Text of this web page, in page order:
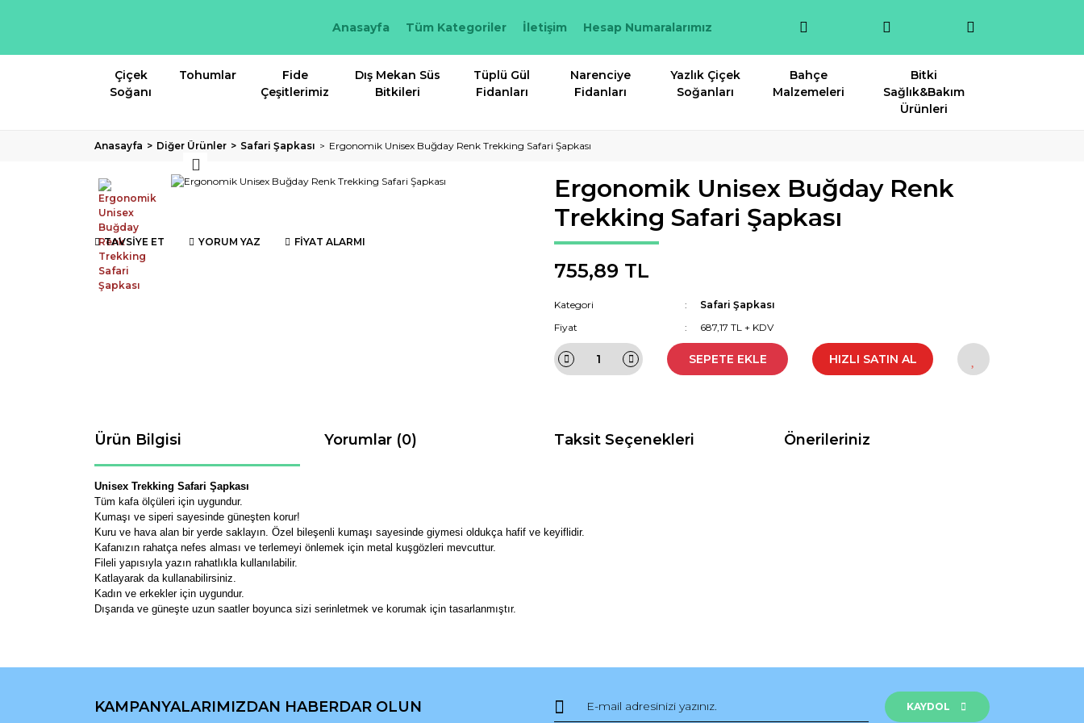
Anasayfa Tüm Kategoriler İletişim Hesap Numaralarımız
Çiçek
Soğanı
Tohumlar
Fide
Çeşitlerimiz
Dış Mekan Süs
Bitkileri
Tüplü Gül
Fidanları
Narenciye
Fidanları
Yazlık Çiçek
Soğanları
Bahçe
Malzemeleri
Bitki
Sağlık&Bakım
Ürünleri
Anasayfa Diğer Ürünler Safari Şapkası Ergonomik Unisex Buğday Renk Trekking Safari Şapkası
TAVSİYE ET YORUM YAZ FİYAT ALARMI
Ergonomik Unisex Buğday Renk
Trekking Safari Şapkası
755,89 TL
Kategori
Safari Şapkası
Fiyat
687,17 TL + KDV
SEPETE EKLE HIZLI SATIN AL
Ürün Bilgisi Yorumlar (0) Taksit Seçenekleri Önerileriniz
Unisex Trekking Safari Şapkası
Tüm kafa ölçüleri için uygundur.
Kumaşı ve siperi sayesinde güneşten korur!
Kuru ve hava alan bir yerde saklayın. Özel bileşenli kumaşı sayesinde giymesi oldukça hafif ve keyiflidir.
Kafanızın rahatça nefes alması ve terlemeyi önlemek için metal kuşgözleri mevcuttur.
Fileli yapısıyla yazın rahatlıkla kullanılabilir.
Katlayarak da kullanabilirsiniz.
Kadın ve erkekler için uygundur.
Dışarıda ve güneşte uzun saatler boyunca sizi serinletmek ve korumak için tasarlanmıştır.
Görüş ve önerileriniz için teşekkür ederiz.
Ürün resmi kalitesiz, bozuk veya görüntülenemiyor.
KAMPANYALARIMIZDAN HABERDAR OLUN KAYDOL